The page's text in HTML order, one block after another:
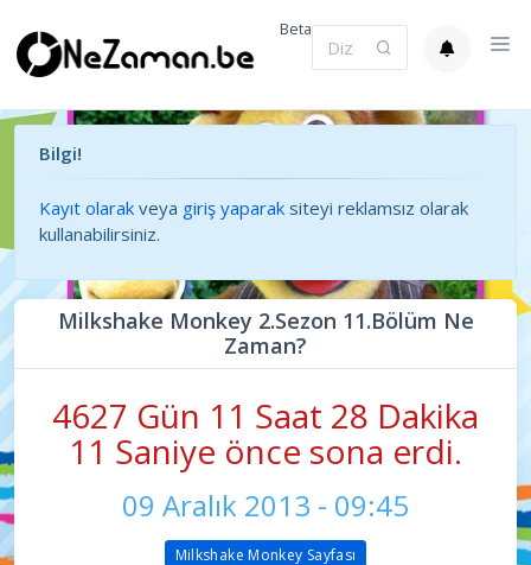
Beta
Bilgi!
Kayıt olarak veya giriş yaparak siteyi reklamsız olarak
kullanabilirsiniz.
Milkshake Monkey 2.Sezon 11.Bölüm Ne
Zaman?
4627 Gün 11 Saat 28 Dakika
11 Saniye önce sona erdi.
09 Aralık 2013 - 09:45
Milkshake Monkey Sayfası